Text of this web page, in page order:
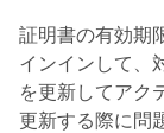
証明書の有効期
インインして、
を更新してアク
更新する際に問